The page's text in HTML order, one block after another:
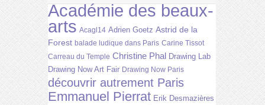
Académie des beaux-
arts Acagl14 Adrien Goetz Astrid de la
Forest balade ludique dans Paris Carine Tissot
Carreau du Temple Christine Phal Drawing Lab
Drawing Now Art Fair Drawing Now Paris
découvrir autrement Paris
Emmanuel Pierrat Erik Desmazières